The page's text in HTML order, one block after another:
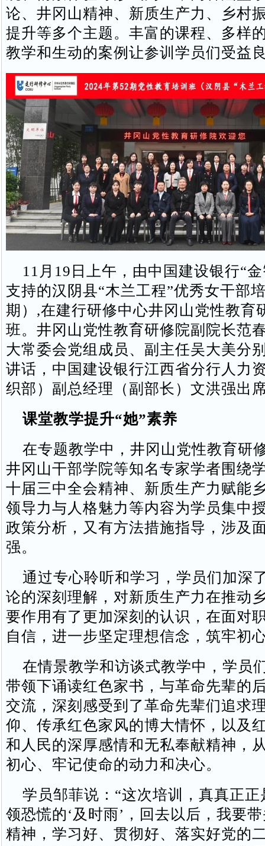
论、井冈山精神、新质生产力、乡村
提升等多个主题。丰富的课程、多样
教学和生动的案例让参训学员们受益
11月19日上午，由中国建设银行“金
支持的汉阴县“木兰工程”优秀女干部
期）,在建行研修中心井冈山党性教育
班。井冈山党性教育研修院副院长范
大常委会党组成员、副主任吴大美分
讲话，中国建设银行江西省分行人力
织部）副总经理（副部长）文洪强出
课堂教学提升“她”素养
在专题教学中，井冈山党性教育研
井冈山干部学院等知名专家学者围绕
十届三中全会精神、新质生产力赋能
领导力与人格魅力等内容为学员集中
政策分析，又有方法措施指导，涉及
强。
通过专心聆听和学习，学员们加深
论的深刻理解，对新质生产力在推动
要作用有了更加深刻的认识，在面对
自信，进一步坚定理想信念，筑牢初
在情景教学和访谈式教学中，学员
带领下诵读红色家书，与革命先辈的
交流，深刻感受到了革命先辈们追求
仰、传承红色家风的博大情怀，以及
和人民的深厚感情和无私奉献精神，
初心、牢记使命的动力和决心。
学员邹菲说：“这次培训，真真正正
领恐慌的‘及时雨’，回去以后，我要
精神，学习好、贯彻好、落实好党的